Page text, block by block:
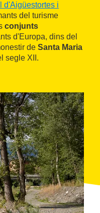
d'Aigüestortes i
del turisme
conjunts
d'Europa, dins del
de Santa Maria
segle XII.